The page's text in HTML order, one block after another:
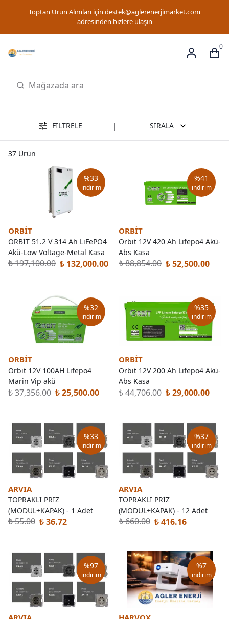
Toptan Ürün Alımları için destek@aglerenerjimarket.com
adresinden bizlere ulaşın
0
FİLTRELE | SIRALA
37 Ürün
%33
indirim
ORBİT
ORBİT 51.2 V 314 Ah LiFePO4
Akü-Low Voltage-Metal Kasa
₺ 197,100.00 ₺ 132,000.00
%41
indirim
ORBİT
Orbit 12V 420 Ah Lifepo4 Akü-
Abs Kasa
₺ 88,854.00 ₺ 52,500.00
%32
indirim
ORBİT
Orbit 12V 100AH Lifepo4
Marin Vip akü
₺ 37,356.00 ₺ 25,500.00
%35
indirim
ORBİT
Orbit 12V 200 Ah Lifepo4 Akü-
Abs Kasa
₺ 44,706.00 ₺ 29,000.00
%33
indirim
ARVIA
TOPRAKLI PRİZ
(MODUL+KAPAK) - 1 Adet
₺ 55.00 ₺ 36.72
%37
indirim
ARVIA
TOPRAKLI PRİZ
(MODUL+KAPAK) - 12 Adet
₺ 660.00 ₺ 416.16
%97
indirim
%7
indirim